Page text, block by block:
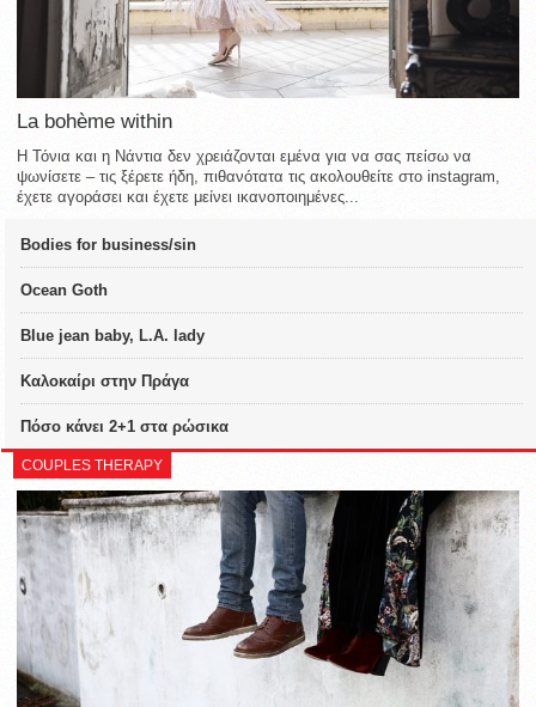
La bohème within
Η Τόνια και η Νάντια δεν χρειάζονται εμένα για να σας πείσω να
ψωνίσετε – τις ξέρετε ήδη, πιθανότατα τις ακολουθείτε στο instagram,
έχετε αγοράσει και έχετε μείνει ικανοποιημένες...
Bodies for business/sin
Ocean Goth
Blue jean baby, L.A. lady
Καλοκαίρι στην Πράγα
Πόσο κάνει 2+1 στα ρώσικα
COUPLES THERAPY